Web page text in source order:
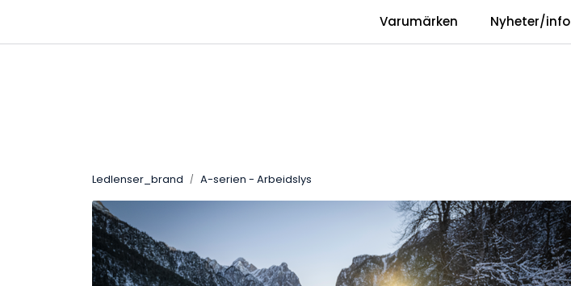
Vårt ansvar
Varumärken Nyheter/info
Ledlenser_brand A-serien - Arbeidslys